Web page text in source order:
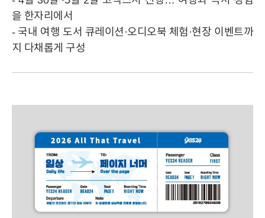
을 한자리에서
- 국내 여행 도서 큐레이션·오디오북 체험·현장 이벤트까
지 다채롭게 구성